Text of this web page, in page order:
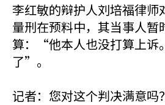
李红敏的辩护人刘培福律师
量刑在预料中，其当事人暂
算：“他本人也没打算上诉
了”。
记者：您对这个判决满意吗？